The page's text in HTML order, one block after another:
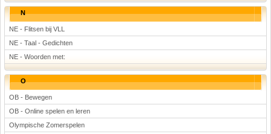
N
NE - Flitsen bij VLL
NE - Taal - Gedichten
NE - Woorden met:
O
OB - Bewegen
OB - Online spelen en leren
Olympische Zomerspelen